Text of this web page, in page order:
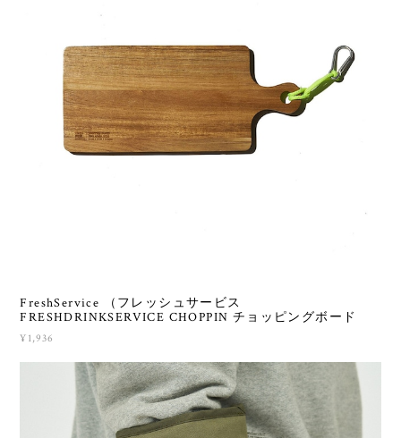
FreshService （フレッシュサービス
FRESHDRINKSERVICE CHOPPIN チョッピングボード
¥1,936